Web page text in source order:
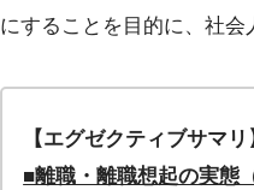
にすることを目的に、社会
【エグゼクティブサマリ
■離職・離職想起の実態